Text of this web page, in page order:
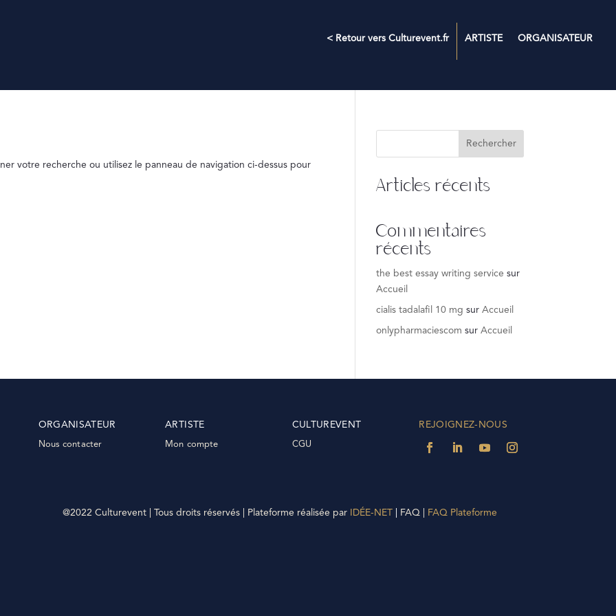
< Retour vers Culturevent.fr ARTISTE ORGANISATEUR
votre recherche ou utilisez le panneau de navigation ci-dessus pour
Rechercher
Articles récents
Commentaires
récents
the best essay writing service sur
Accueil
cialis tadalafil 10 mg sur Accueil
onlypharmaciescom sur Accueil
ORGANISATEUR
Nous contacter
ARTISTE
Mon compte
CULTUREVENT
CGU
REJOIGNEZ-NOUS
@2022 Culturevent | Tous droits réservés | Plateforme réalisée par IDÉE-NET FAQ | FAQ Plateforme